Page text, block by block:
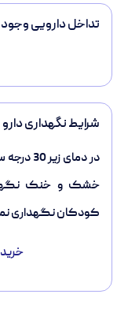
تداخل دارویی وجود
شرایط نگهداری دارو
در دمای
خشک و خنک
کودکان نگهداری
خرید